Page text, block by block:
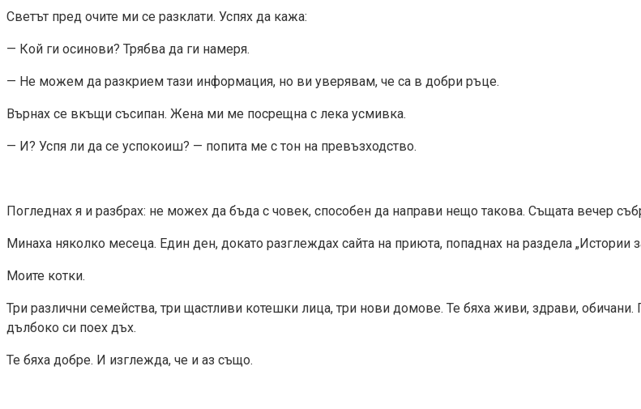
Светът пред очите ми се разклати. Успях да кажа:
— Кой ги осинови? Трябва да ги намеря.
— Не можем да разкрием тази информация, но ви уверявам, че са в добри ръце.
Върнах се вкъщи съсипан. Жена ми ме посрещна с лека усмивка.
— И? Успя ли да се успокоиш? — попита ме с тон на превъзходство.
Погледнах я и разбрах: не можех да бъда с човек, способен да направи нещо такова. Същата вечер
Минаха няколко месеца. Един ден, докато разглеждах сайта на приюта, попаднах на раздела
Моите котки.
Три различни семейства, три щастливи котешки лица, три нови домове. Те бяха живи, здрави,
дълбоко си поех дъх.
Те бяха добре. И изглежда, че и аз също.